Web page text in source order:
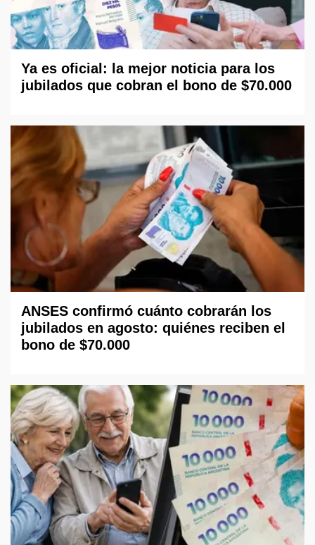
Ya es oficial: la mejor noticia para los
jubilados que cobran el bono de $70.000
ANSES confirmó cuánto cobrarán los
jubilados en agosto: quiénes reciben el
bono de $70.000